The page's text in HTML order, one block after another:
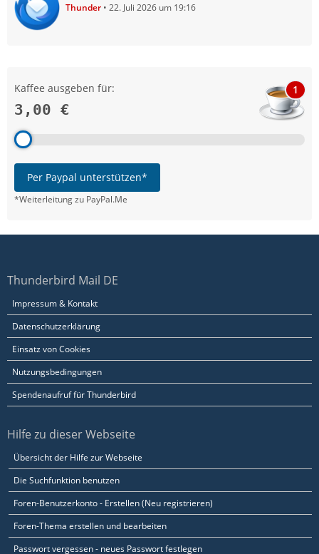
Thunder 22. Juli 2026 um 19:16
Kaffee ausgeben für:
3,00 €
1
Per Paypal unterstützen*
*Weiterleitung zu PayPal.Me
Thunderbird Mail DE
Impressum & Kontakt
Datenschutzerklärung
Einsatz von Cookies
Nutzungsbedingungen
Spendenaufruf für Thunderbird
Hilfe zu dieser Webseite
Übersicht der Hilfe zur Webseite
Die Suchfunktion benutzen
Foren-Benutzerkonto - Erstellen (Neu registrieren)
Foren-Thema erstellen und bearbeiten
Passwort vergessen - neues Passwort festlegen